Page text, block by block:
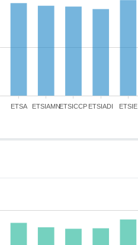
ETSA ETSIAMNETSICCP ETSIADI ETSIE